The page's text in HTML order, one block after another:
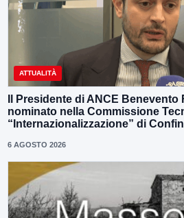
ATTUALITÀ
Il Presidente di ANCE Benevento
nominato nella Commissione
“Internazionalizzazione” di
6 AGOSTO 2026